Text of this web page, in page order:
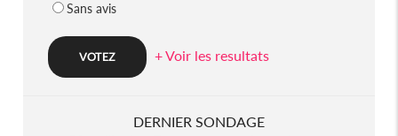
Sans avis
+ Voir les resultats
DERNIER SONDAGE